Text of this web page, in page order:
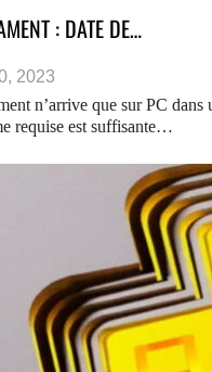
: DATE DE…
2023
n’arrive que sur PC
requise est suffisante…